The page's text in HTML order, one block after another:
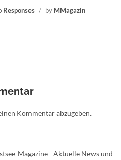
Responses / by MMagazin
Kommentar abzugeben.
Magazine - Aktuelle News und